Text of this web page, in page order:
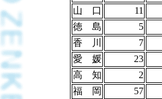
山 口
11
徳 島
5
香 川
7
愛 媛
23
高 知
2
福 岡
57